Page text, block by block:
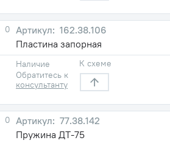
0
162.38.106
Пластина запорная
Наличие
Обратитесь к
консультанту
К схеме
0
77.38.142
Пружина ДТ-75